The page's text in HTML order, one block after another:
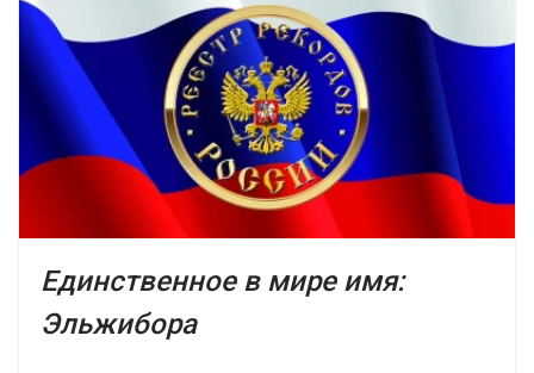
Единственное в мире имя:
Эльжибора